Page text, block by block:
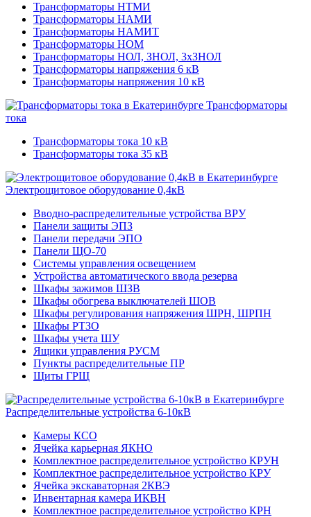
Трансформаторы НТМИ
Трансформаторы НАМИ
Трансформаторы НАМИТ
Трансформаторы НОМ
Трансформаторы НОЛ, ЗНОЛ, 3хЗНОЛ
Трансформаторы напряжения 6 кВ
Трансформаторы напряжения 10 кВ
Трансформаторы
тока
Трансформаторы тока 10 кВ
Трансформаторы тока 35 кВ
Электрощитовое оборудование 0,4кВ
Вводно-распределительные устройства ВРУ
Панели защиты ЭПЗ
Панели передачи ЭПО
Панели ЩО-70
Системы управления освещением
Устройства автоматического ввода резерва
Шкафы зажимов ШЗВ
Шкафы обогрева выключателей ШОВ
Шкафы регулирования напряжения ШРН, ШРПН
Шкафы РТЗО
Шкафы учета ШУ
Ящики управления РУСМ
Пункты распределительные ПР
Щиты ГРЩ
Распределительные устройства 6-10кВ
Камеры КСО
Ячейка карьерная ЯКНО
Комплектное распределительное устройство КРУН
Комплектное распределительное устройство КРУ
Ячейка экскаваторная 2КВЭ
Инвентарная камера ИКВН
Комплектное распределительное устройство КРН